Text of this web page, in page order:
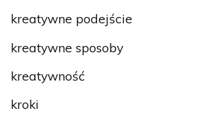
kreatywne podejście
kreatywne sposoby
kreatywność
kroki